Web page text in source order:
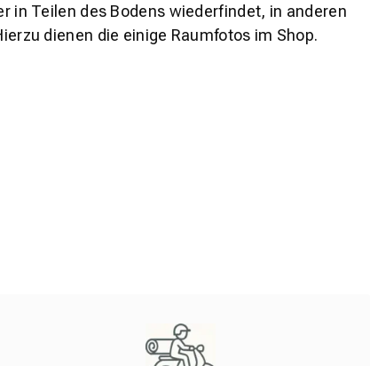
in Teilen des Bodens wiederfindet, in anderen
dienen die einige Raumfotos im Shop.